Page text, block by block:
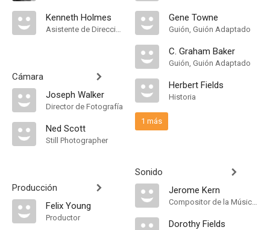
Kenneth Holmes
Asistente de Dirección
Cámara
Joseph Walker
Director de Fotografía
Ned Scott
Still Photographer
Producción
Felix Young
Productor
Gene Towne
Guión, Guión Adaptado
C. Graham Baker
Guión, Guión Adaptado
Herbert Fields
Historia
1 más
Sonido
Jerome Kern
Compositor de la Música Original, Songs, Música
Dorothy Fields